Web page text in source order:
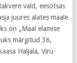
vald, eesotsas
juures alates maale
on „Maal elamise
märgitud 36,
Haljala, Viru-